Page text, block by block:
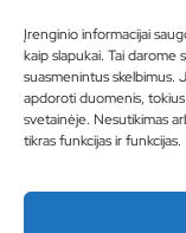
Įrenginio informacijai
kaip slapukai. Tai
suasmenintus skelbimus.
apdoroti duomenis,
svetainėje. Nesutikimas
tikras funkcijas ir funkcijas.